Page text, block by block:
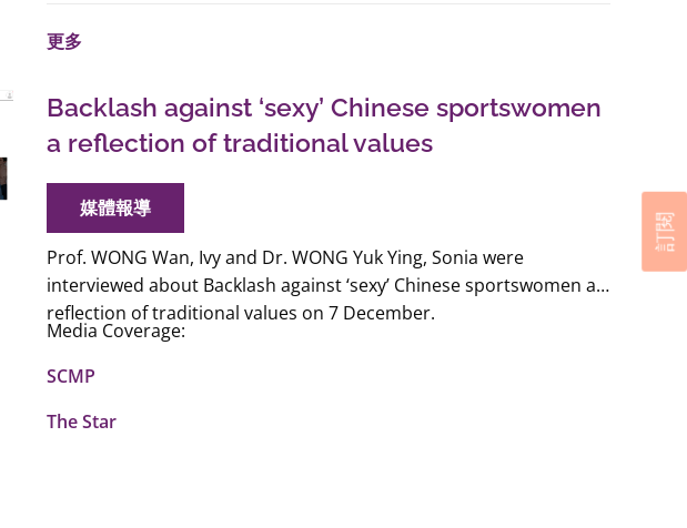
同的憂慮。近三分之二的受訪家長(70%)擔心孩子晚年沒有人照顧。超過
港應在法律上承認同性婚姻。這些研究結果顯示，香港迫切需要檢討和
更新其法律框架以承認同性關係——這是LGBQ+人士及其父母和家庭成
of poll as deadline for devising official legal framework for same-
RTHK: Marriage a goal for many same-sex couples in HK (Link)
星島日報: 中大調查：僅2.9%人與同性伴侶有法定關係 學者促加快落
實同性權益法例工作 ( Link)
Yahoo News: 性小眾七成想結婚 逾一成海外結婚或民事結合 學者倡
逼切承認同性伴侶關係：政府好難唔理 (
HK01: 50歲的她與同性愛人結婚 外孫仔多了位公公 七成LGBQ人
士冀結婚 ( Link)
Hong Kong Free Press: 70% of people in committed same-sex
relationships want to marry, Hong Kong survey finds (
sex relationships after 70 percent wanted to get married (
集誌社：同性婚姻｜替代框架再姍姍來遲 擔心當局拖字訣 家長、
更多
Backlash against ‘sexy’ Chinese sportswomen
a reflection of traditional values
媒體報導
Prof. WONG Wan, Ivy and Dr. WONG Yuk Ying, Sonia were
interviewed about Backlash against ‘sexy’ Chinese sportswomen a
reflection of traditional values on 7 December.
Media Coverage:
SCMP
The Star
訂閱